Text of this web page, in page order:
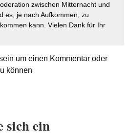
zwischen Mitternacht und
es, je nach Aufkommen, zu
kann. Vielen Dank für Ihr
um einen Kommentar oder
können
sich ein